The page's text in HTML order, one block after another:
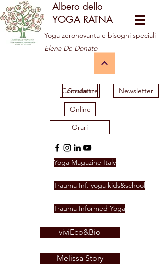
Yoga zeronovanta e bisogni speciali
Elena De Donato
Albero dello
YOGA RATNA
Contatti
Consulenze Newsletter
Online
Orari
Yoga Magazine Italy
Trauma Inf. yoga kids&school
Trauma Informed Yoga
viviEco&Bio
Melissa Story